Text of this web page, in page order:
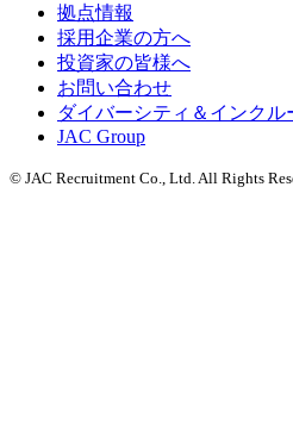
拠点情報
採用企業の方へ
投資家の皆様へ
お問い合わせ
ダイバーシティ＆インクル
JAC Group
© JAC Recruitment Co., Ltd. All Rights